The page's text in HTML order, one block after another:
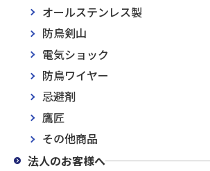
オールステンレス製
防鳥剣山
電気ショック
防鳥ワイヤー
忌避剤
鷹匠
その他商品
法人のお客様へ